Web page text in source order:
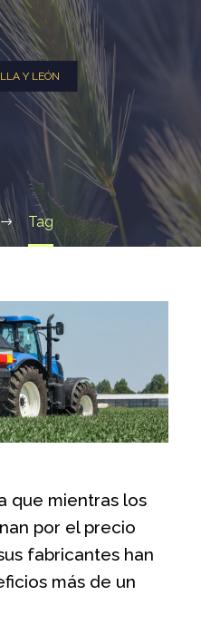
Y LEÓN
Tag
que mientras los
por el precio
fabricantes han
más de un